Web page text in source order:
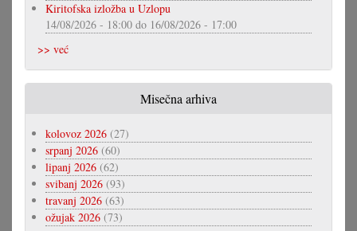
Kiritofska izložba u Uzlopu
14/08/2026 - 18:00 do 16/08/2026 - 17:00
>> već
Misečna arhiva
kolovoz 2026 (27)
srpanj 2026 (60)
lipanj 2026 (62)
svibanj 2026 (93)
travanj 2026 (63)
ožujak 2026 (73)